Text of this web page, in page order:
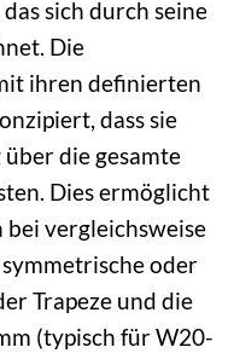
sich durch seine
Die
ihren definierten
dass sie
die gesamte
Dies ermöglicht
bei vergleichsweise
oder
Trapeze und die
(typisch für W20-